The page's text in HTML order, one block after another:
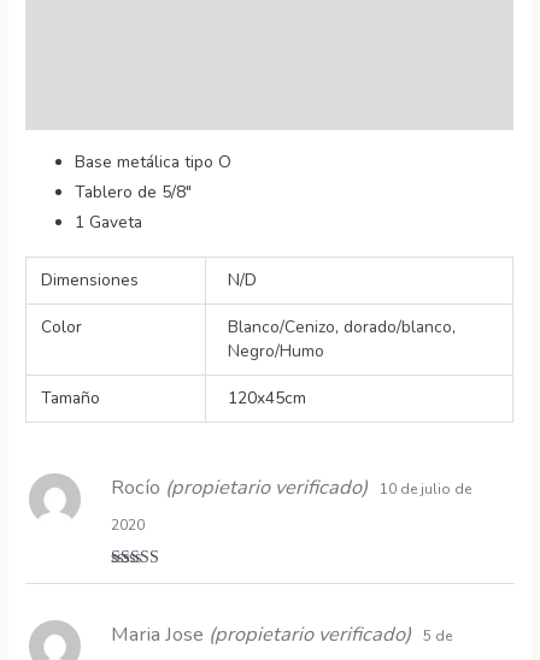
Base metálica tipo O
Tablero de 5/8″
1 Gaveta
Dimensiones N/D
Color Blanco/Cenizo,dorado/blanco,
Negro/Humo
Tamaño 120x45cm
Valorado
Rocío (propietario verificado)
10 de julio de
2020
Maria Jose (propietario verificado)
5 de